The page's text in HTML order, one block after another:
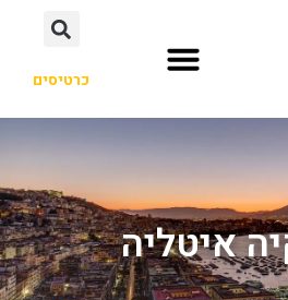
כרטיסים
איטליה